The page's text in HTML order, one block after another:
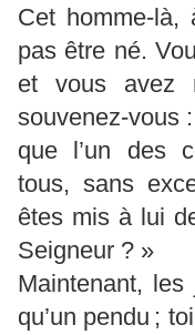
Cet homme-
pas être né.
et vous avez
souvenez-vous
que l’un des
tous, sans
êtes mis à lui
Seigneur ? »
Maintenant,
qu’un pendu ;